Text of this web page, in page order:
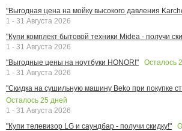
"Выгодная цена на мойку высокого давления
1 - 31 Августа 2026
"Купи комплект бытовой техники Midea - получи
1 - 31 Августа 2026
"Выгодные цены на ноутбуки HONOR!"
Осталось
1 - 31 Августа 2026
"Скидка на сушильную машину Beko при покупке
Осталось 25 дней
1 - 31 Августа 2026
"Купи телевизор LG и саундбар - получи скидку!"